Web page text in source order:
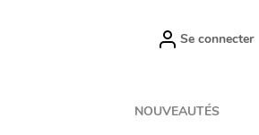
Se connecter
NOUVEAUTÉS